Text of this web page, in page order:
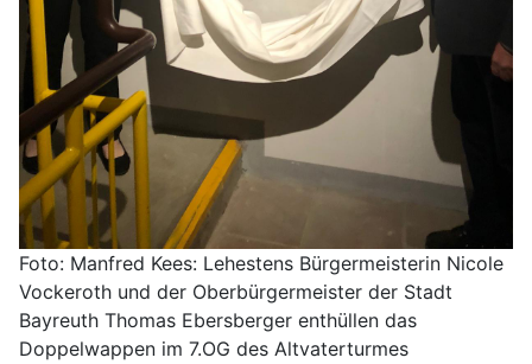
Foto: Manfred Kees: Lehestens Bürgermeisterin Nicole
Vockeroth und der Oberbürgermeister der Stadt
Bayreuth Thomas Ebersberger enthüllen das
Doppelwappen im 7.OG des Altvaterturmes